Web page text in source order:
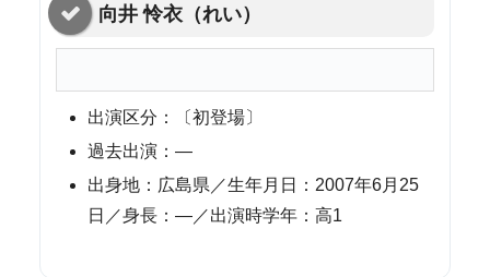
向井 怜衣（れい）
出演区分：〔初登場〕
過去出演：—
出身地：広島県／生年月日：2007年6月25
日／身長：—／出演時学年：高1